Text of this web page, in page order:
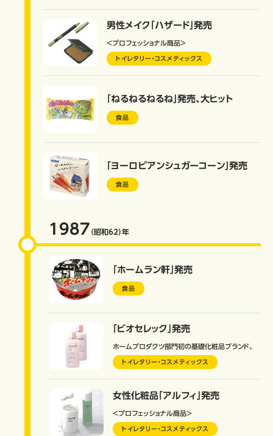
男性メイク「ハザード」発売
＜プロフェッショナル商品＞
トイレタリー・コスメティックス
「ねるねるねるね」発売、大ヒット
食品
「ヨーロピアンシュガーコーン」発売
食品
1987 （昭和62）年
「ホームラン軒」発売
食品
「ビオセレック」発売
ホームプロダクツ部門初の基礎化粧品ブランド。
トイレタリー・コスメティックス
女性化粧品「アルフィ」発売
＜プロフェッショナル商品＞
トイレタリー・コスメティックス